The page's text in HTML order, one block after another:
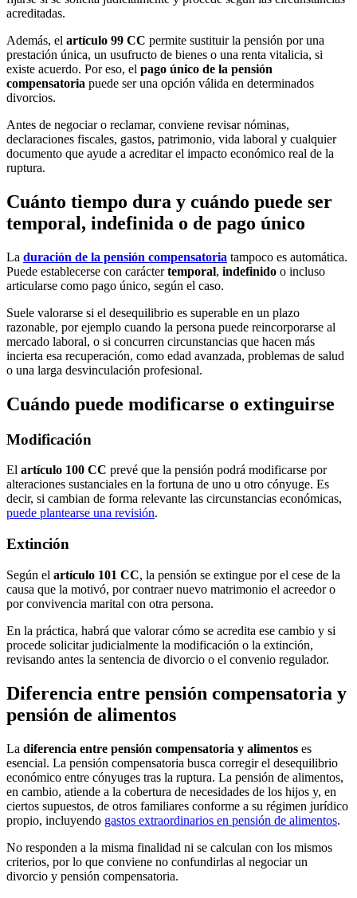
acreditadas.
Además, el artículo 99 CC permite sustituir la pensión por una
prestación única, un usufructo de bienes o una renta vitalicia, si
existe acuerdo. Por eso, el pago único de la pensión
compensatoria puede ser una opción válida en determinados
divorcios.
Antes de negociar o reclamar, conviene revisar nóminas,
declaraciones fiscales, gastos, patrimonio, vida laboral y cualquier
documento que ayude a acreditar el impacto económico real de la
ruptura.
Cuánto tiempo dura y cuándo puede ser
temporal, indefinida o de pago único
La duración de la pensión compensatoria tampoco es automática.
Puede establecerse con caráctertemporal, indefinido o incluso
articularse como pago único, según el caso.
Suele valorarse si el desequilibrio es superable en un plazo
razonable, por ejemplo cuando la persona puede reincorporarse al
mercado laboral, o si concurren circunstancias que hacen más
incierta esa recuperación, como edad avanzada, problemas de salud
o una larga desvinculación profesional.
Cuándo puede modificarse o extinguirse
Modificación
El artículo 100 CC prevé que la pensión podrá modificarse por
alteraciones sustanciales en la fortuna de uno u otro cónyuge. Es
decir, si cambian de forma relevante las circunstancias económicas,
puede plantearse una revisión.
Extinción
Según el artículo 101 CC, la pensión se extingue por el cese de la
causa que la motivó, por contraer nuevo matrimonio el acreedor o
por convivencia marital con otra persona.
En la práctica, habrá que valorar cómo se acredita ese cambio y si
procede solicitar judicialmente la modificación o la extinción,
revisando antes la sentencia de divorcio o el convenio regulador.
Diferencia entre pensión compensatoria y
pensión de alimentos
La diferencia entre pensión compensatoria y alimentos es
esencial. La pensión compensatoria busca corregir el desequilibrio
económico entre cónyuges tras la ruptura. La pensión de alimentos,
en cambio, atiende a la cobertura de necesidades de los hijos y, en
ciertos supuestos, de otros familiares conforme a su régimen jurídico
propio, incluyendo gastos extraordinarios en pensión de alimentos.
No responden a la misma finalidad ni se calculan con los mismos
criterios, por lo que conviene no confundirlas al negociar un
divorcio y pensión compensatoria.